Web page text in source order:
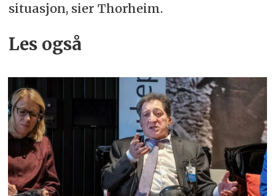
situasjon, sier Thorheim.
Les også